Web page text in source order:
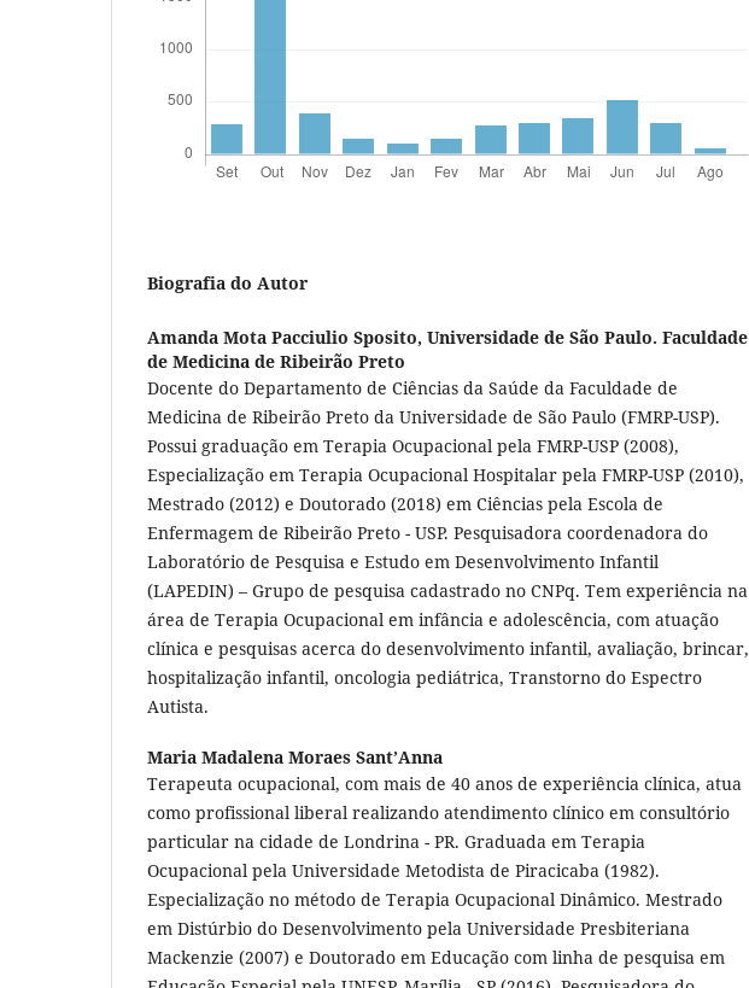
Biografia do Autor
Amanda Mota Pacciulio Sposito, Universidade de São Paulo. Faculdade
de Medicina de Ribeirão Preto
Docente do Departamento de Ciências da Saúde da Faculdade de
Medicina de Ribeirão Preto da Universidade de São Paulo (FMRP-USP).
Possui graduação em Terapia Ocupacional pela FMRP-USP (2008),
Especialização em Terapia Ocupacional Hospitalar pela FMRP-USP (2010),
Mestrado (2012) e Doutorado (2018) em Ciências pela Escola de
Enfermagem de Ribeirão Preto - USP. Pesquisadora coordenadora do
Laboratório de Pesquisa e Estudo em Desenvolvimento Infantil
(LAPEDIN) – Grupo de pesquisa cadastrado no CNPq. Tem experiência na
área de Terapia Ocupacional em infância e adolescência, com atuação
clínica e pesquisas acerca do desenvolvimento infantil, avaliação, brincar,
hospitalização infantil, oncologia pediátrica, Transtorno do Espectro
Autista.
Maria Madalena Moraes Sant’Anna
Terapeuta ocupacional, com mais de 40 anos de experiência clínica, atua
como profissional liberal realizando atendimento clínico em consultório
particular na cidade de Londrina - PR. Graduada em Terapia
Ocupacional pela Universidade Metodista de Piracicaba (1982).
Especialização no método de Terapia Ocupacional Dinâmico. Mestrado
em Distúrbio do Desenvolvimento pela Universidade Presbiteriana
Mackenzie (2007) e Doutorado em Educação com linha de pesquisa em